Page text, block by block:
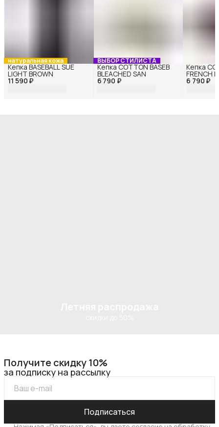
натуральная кожа
11 590 ₽
Кепка BASEBALL SUE
LIGHT BROWN
ВЫБОР СТИЛИСТА
6 790 ₽
Кепка COTTON BASEB
BLEACHED SAN
6 790 ₽
Кепка
FRENCH
Получите скидку 10%
за подписку на рассылку
Подписаться